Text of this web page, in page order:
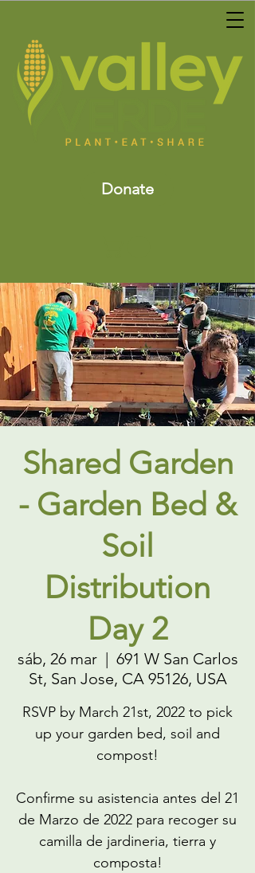
Donate
Shared Garden
- Garden Bed &
Soil
Distribution
Day 2
sáb, 26 mar
  |
691 W San Carlos
St, San Jose, CA 95126, USA
RSVP by March 21st, 2022 to pick
up your garden bed, soil and
compost!
Confirme su asistencia antes del 21
de Marzo de 2022 para recoger su
camilla de jardineria, tierra y
composta!